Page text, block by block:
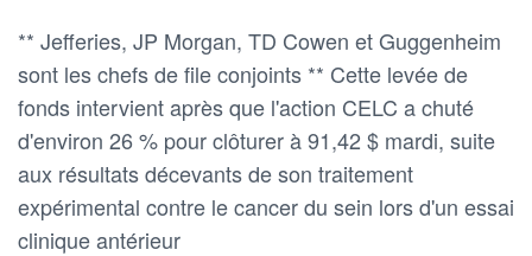
** Jefferies, JP Morgan, TD Cowen et Guggenheim
sont les chefs de file conjoints ** Cette levée de
fonds intervient après que l'action CELC a chuté
d'environ 26 % pour clôturer à 91,42 $ mardi, suite
aux résultats décevants de son traitement
expérimental contre le cancer du sein lors d'un essai
clinique antérieur